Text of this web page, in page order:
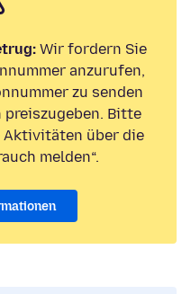
Wir fordern Sie
anzurufen,
zu senden
Bitte
Aktivitäten über die
melden“.